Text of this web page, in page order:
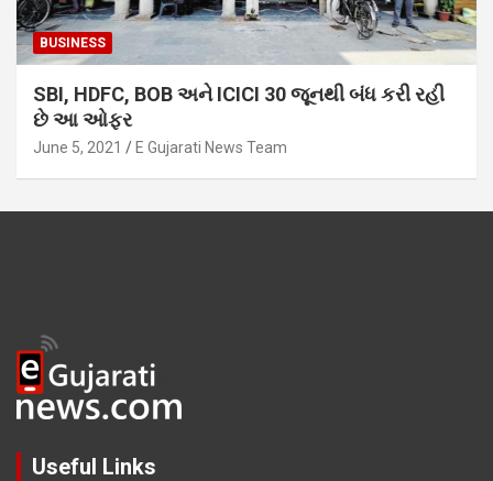
BUSINESS
SBI, HDFC, BOB અને ICICI 30 જૂનથી બંધ કરી રહી
છે આ ઓફર
June 5, 2021 E Gujarati News Team
Useful Links